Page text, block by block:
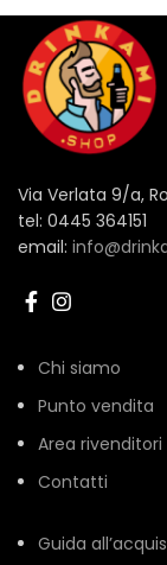
Via Verlata 9/a,
tel: 0445 364151
email:
Chi siamo
Punto vendita
Area rivenditori
Contatti
Guida